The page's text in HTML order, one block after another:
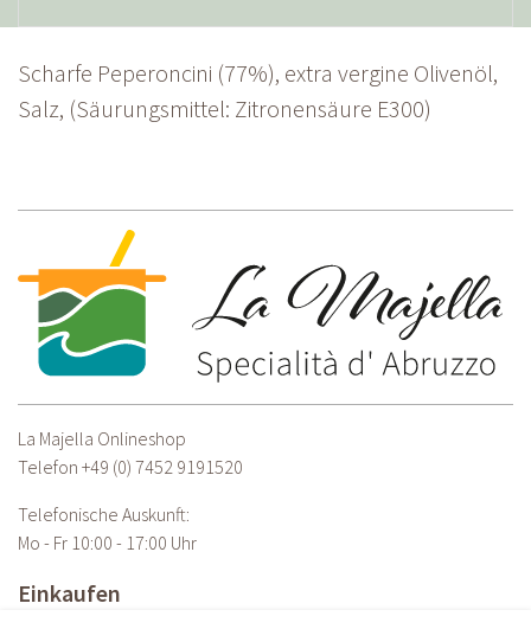
Scharfe Peperoncini (77%), extra vergine Olivenöl,
Salz, (Säurungsmittel: Zitronensäure E300)
La Majella Onlineshop
Telefon +49 (0) 7452 9191520
Telefonische Auskunft:
Mo - Fr 10:00 - 17:00 Uhr
Einkaufen